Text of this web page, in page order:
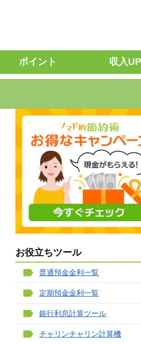
ポイント 収入UP
お役立ちツール
普通預金金利一覧
定期預金金利一覧
銀行利息計算ツール
チャリンチャリン計算機